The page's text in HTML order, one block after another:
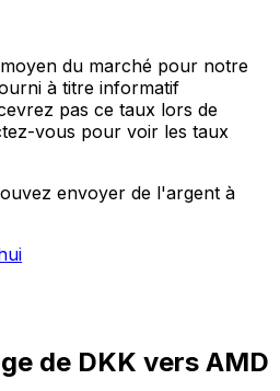
du marché pour notre
à titre informatif
pas ce taux lors de
vous pour voir les taux
envoyer de l'argent à
de DKK vers AMD